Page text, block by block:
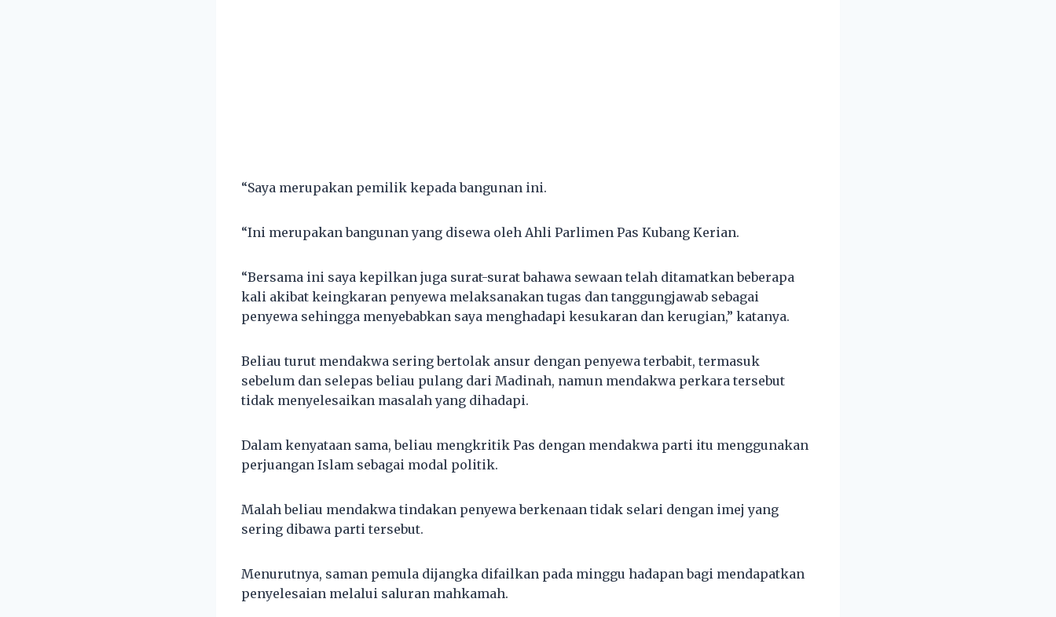
“Saya merupakan pemilik kepada bangunan ini.
“Ini merupakan bangunan yang disewa oleh Ahli Parlimen Pas Kubang Kerian.
“Bersama ini saya kepilkan juga surat-surat bahawa sewaan telah ditamatkan beberapa
kali akibat keingkaran penyewa melaksanakan tugas dan tanggungjawab sebagai
penyewa sehingga menyebabkan saya menghadapi kesukaran dan kerugian,” katanya.
Beliau turut mendakwa sering bertolak ansur dengan penyewa terbabit, termasuk
sebelum dan selepas beliau pulang dari Madinah, namun mendakwa perkara tersebut
tidak menyelesaikan masalah yang dihadapi.
Dalam kenyataan sama, beliau mengkritik Pas dengan mendakwa parti itu menggunakan
perjuangan Islam sebagai modal politik.
Malah beliau mendakwa tindakan penyewa berkenaan tidak selari dengan imej yang
sering dibawa parti tersebut.
Menurutnya, saman pemula dijangka difailkan pada minggu hadapan bagi mendapatkan
penyelesaian melalui saluran mahkamah.